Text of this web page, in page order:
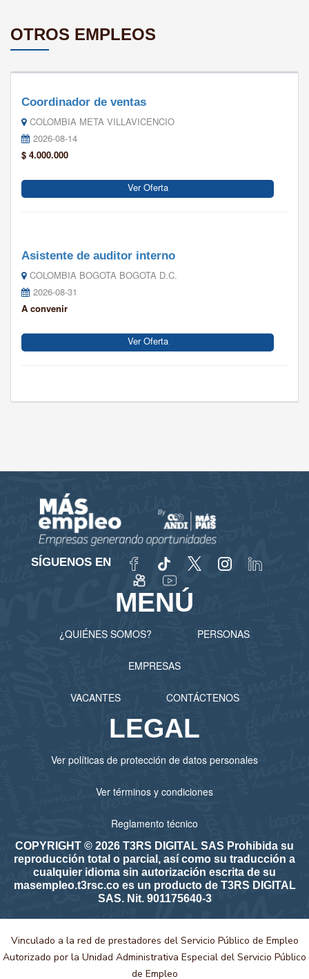
OTROS EMPLEOS
Coordinador de ventas
COLOMBIA META VILLAVICENCIO
2026-08-14
$ 4.000.000
Ver Oferta
Asistente de auditor interno
COLOMBIA BOGOTA BOGOTA D.C.
2026-08-31
A convenir
Ver Oferta
SÍGUENOS EN
MENÚ
¿QUIÉNES SOMOS? PERSONAS
EMPRESAS
VACANTES CONTÁCTENOS
LEGAL
Ver políticas de protección de datos personales
Ver términos y condiciones
Reglamento técnico
COPYRIGHT © 2026 T3RS DIGITAL SAS Prohibida su
reproducción total o parcial, así como su traducción a
cualquier idioma sin autorización escrita de su
masempleo.t3rsc.co es un producto de T3RS DIGITAL
SAS. Nit. 901175640-3
Vinculado a la red de prestadores del Servicio Público de Empleo
Autorizado por la Unidad Administrativa Especial del Servicio Público
de Empleo